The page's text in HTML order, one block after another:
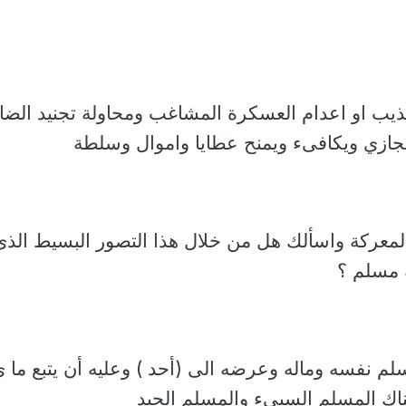
او اعدام العسكرة المشاغب ومحاولة تجنيد
ويكافىء ويمنح عطايا واموال وسلطة
واسألك هل من خلال هذا التصور البسيط
مسلم ؟
نفسه وماله وعرضه الى (أحد ) وعليه أن يتبع ما
المسلم السيىء والمسلم الجيد